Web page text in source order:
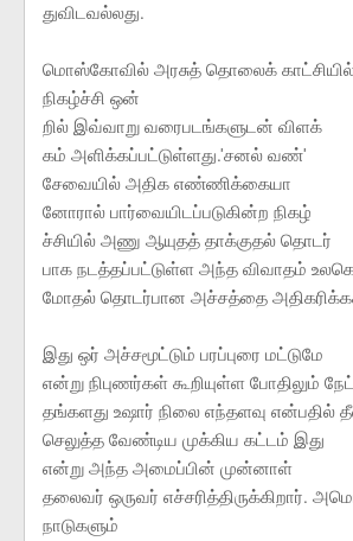
துவிடவல்லது.
மொஸ்கோவில் அரசுத் தொலைக்
நிகழ்ச்சி ஒன்
றில் இவ்வாறு வரைபடங்களுடன் விளக்
கம் அளிக்கப்பட்டுள்ளது.'சனல் வண்'
சேவையில் அதிக எண்ணிக்கையா
னோரால் பார்வையிடப்படுகின்ற நிகழ்
ச்சியில் அணு ஆயுதத் தாக்குதல் தொடர்
பாக நடத்தப்பட்டுள்ள அந்த விவாதம்
மோதல் தொடர்பான அச்சத்தை
இது ஒர் அச்சமூட்டும் பரப்புரை மட்டுமே
என்று நிபுணர்கள் கூறியுள்ள போதிலும்
தங்களது உஷார் நிலை எந்தளவு என்பதில்
செலுத்த வேண்டிய முக்கிய கட்டம் இது
என்று அந்த அமைப்பின் முன்னாள்
தலைவர் ஒருவர் எச்சரித்திருக்கிறார்.
நாடுகளும்